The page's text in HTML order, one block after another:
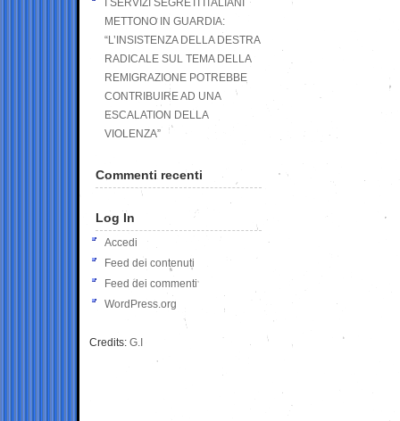
I SERVIZI SEGRETI ITALIANI
METTONO IN GUARDIA:
“L’INSISTENZA DELLA DESTRA
RADICALE SUL TEMA DELLA
REMIGRAZIONE POTREBBE
CONTRIBUIRE AD UNA
ESCALATION DELLA
VIOLENZA”
Commenti recenti
Log In
Accedi
Feed dei contenuti
Feed dei commenti
WordPress.org
Credits: G.I